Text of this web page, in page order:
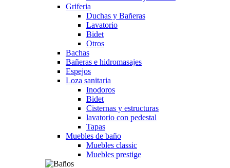
Griferia
Duchas y Bañeras
Lavatorio
Bidet
Otros
Bachas
Bañeras e hidromasajes
Espejos
Loza sanitaria
Inodoros
Bidet
Cisternas y estructuras
lavatorio con pedestal
Tapas
Muebles de baño
Muebles classic
Muebles prestige